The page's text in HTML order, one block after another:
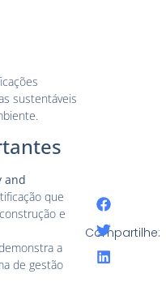
sustentáveis
and
que
e
a
de gestão
Compartilhe: